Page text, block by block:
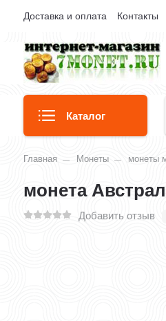
Доставка и оплата Контакты
Каталог
Главная Монеты монеты
монета
Добавить отзыв